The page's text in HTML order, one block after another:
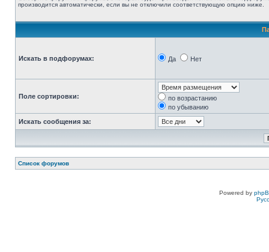
производится автоматически, если вы не отключили соответствующую опцию ниже.
Искать в подфорумах: Да Нет
Поле сортировки:
по возрастанию
по убыванию
Искать сообщения за:
Список форумов
Powered by